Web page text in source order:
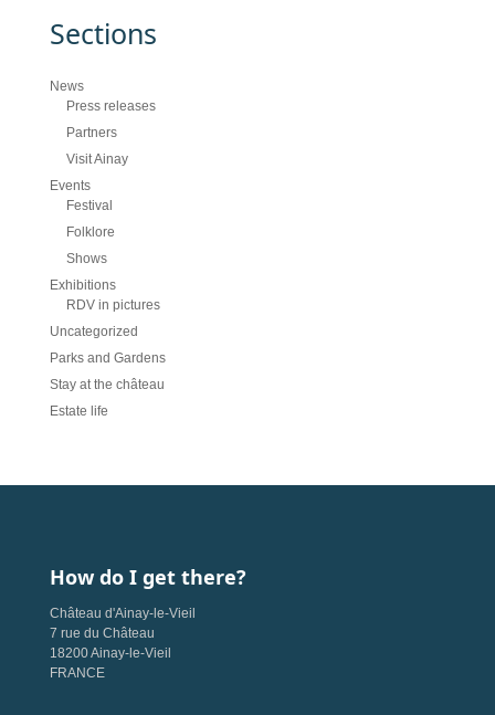
Sections
News
Press releases
Partners
Visit Ainay
Events
Festival
Folklore
Shows
Exhibitions
RDV in pictures
Uncategorized
Parks and Gardens
Stay at the château
Estate life
How do I get there?
Château d'Ainay-le-Vieil
7 rue du Château
18200 Ainay-le-Vieil
FRANCE